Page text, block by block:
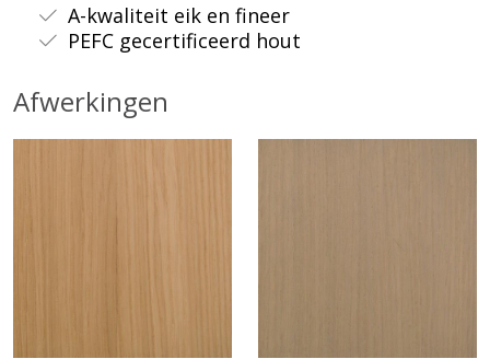
A-kwaliteit eik en fineer
PEFC gecertificeerd hout
Afwerkingen